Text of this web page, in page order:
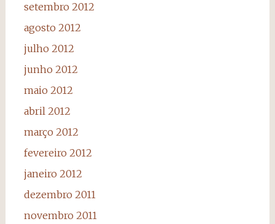
setembro 2012
agosto 2012
julho 2012
junho 2012
maio 2012
abril 2012
março 2012
fevereiro 2012
janeiro 2012
dezembro 2011
novembro 2011